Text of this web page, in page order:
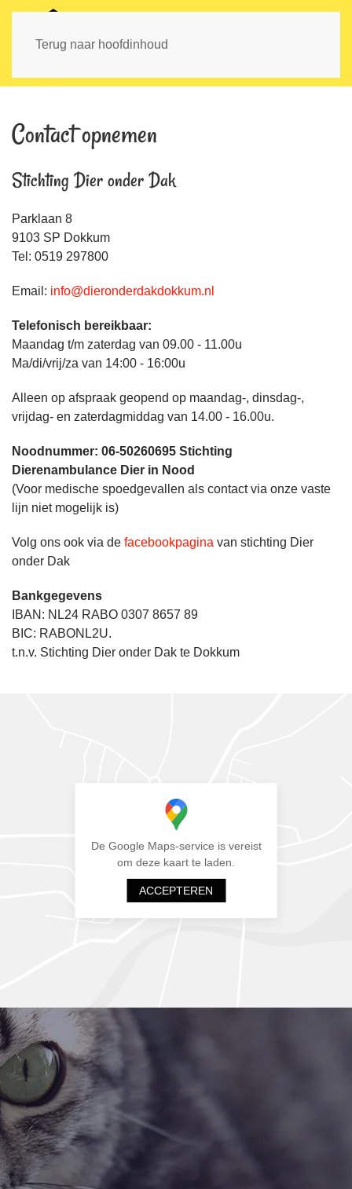
Terug naar hoofdinhoud
Contact opnemen
Stichting Dier onder Dak
Parklaan 8
9103 SP Dokkum
Tel: 0519 297800
Email: info@dieronderdakdokkum.nl
Telefonisch bereikbaar:
Maandag t/m zaterdag van 09.00 - 11.00u
Ma/di/vrij/za van 14:00 - 16:00u
Alleen op afspraak geopend op maandag-, dinsdag-,
vrijdag- en zaterdagmiddag van 14.00 - 16.00u.
Noodnummer: 06-50260695 Stichting
Dierenambulance Dier in Nood
(Voor medische spoedgevallen als contact via onze vaste
lijn niet mogelijk is)
Volg ons ook via de facebookpagina van stichting Dier
onder Dak
Bankgegevens
IBAN: NL24 RABO 0307 8657 89
BIC: RABONL2U.
t.n.v. Stichting Dier onder Dak te Dokkum
De Google Maps-service is vereist
om deze kaart te laden.
ACCEPTEREN